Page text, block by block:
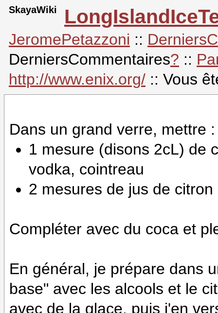
SkayaWiki
JeromePetazzoni ::
DerniersCommentaires? ::
http://www.enix.org/ :: Vous
Dans un grand verre, mettre :
1 mesure (disons 2cL) de
vodka, cointreau
2 mesures de jus de citron
Compléter avec du coca et
En général, je prépare dans
base" avec les alcools et le
avec de la glace, puis j'en